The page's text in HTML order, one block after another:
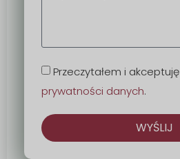
Przeczytałem i akceptuję
prywatności danych.
WYŚLIJ